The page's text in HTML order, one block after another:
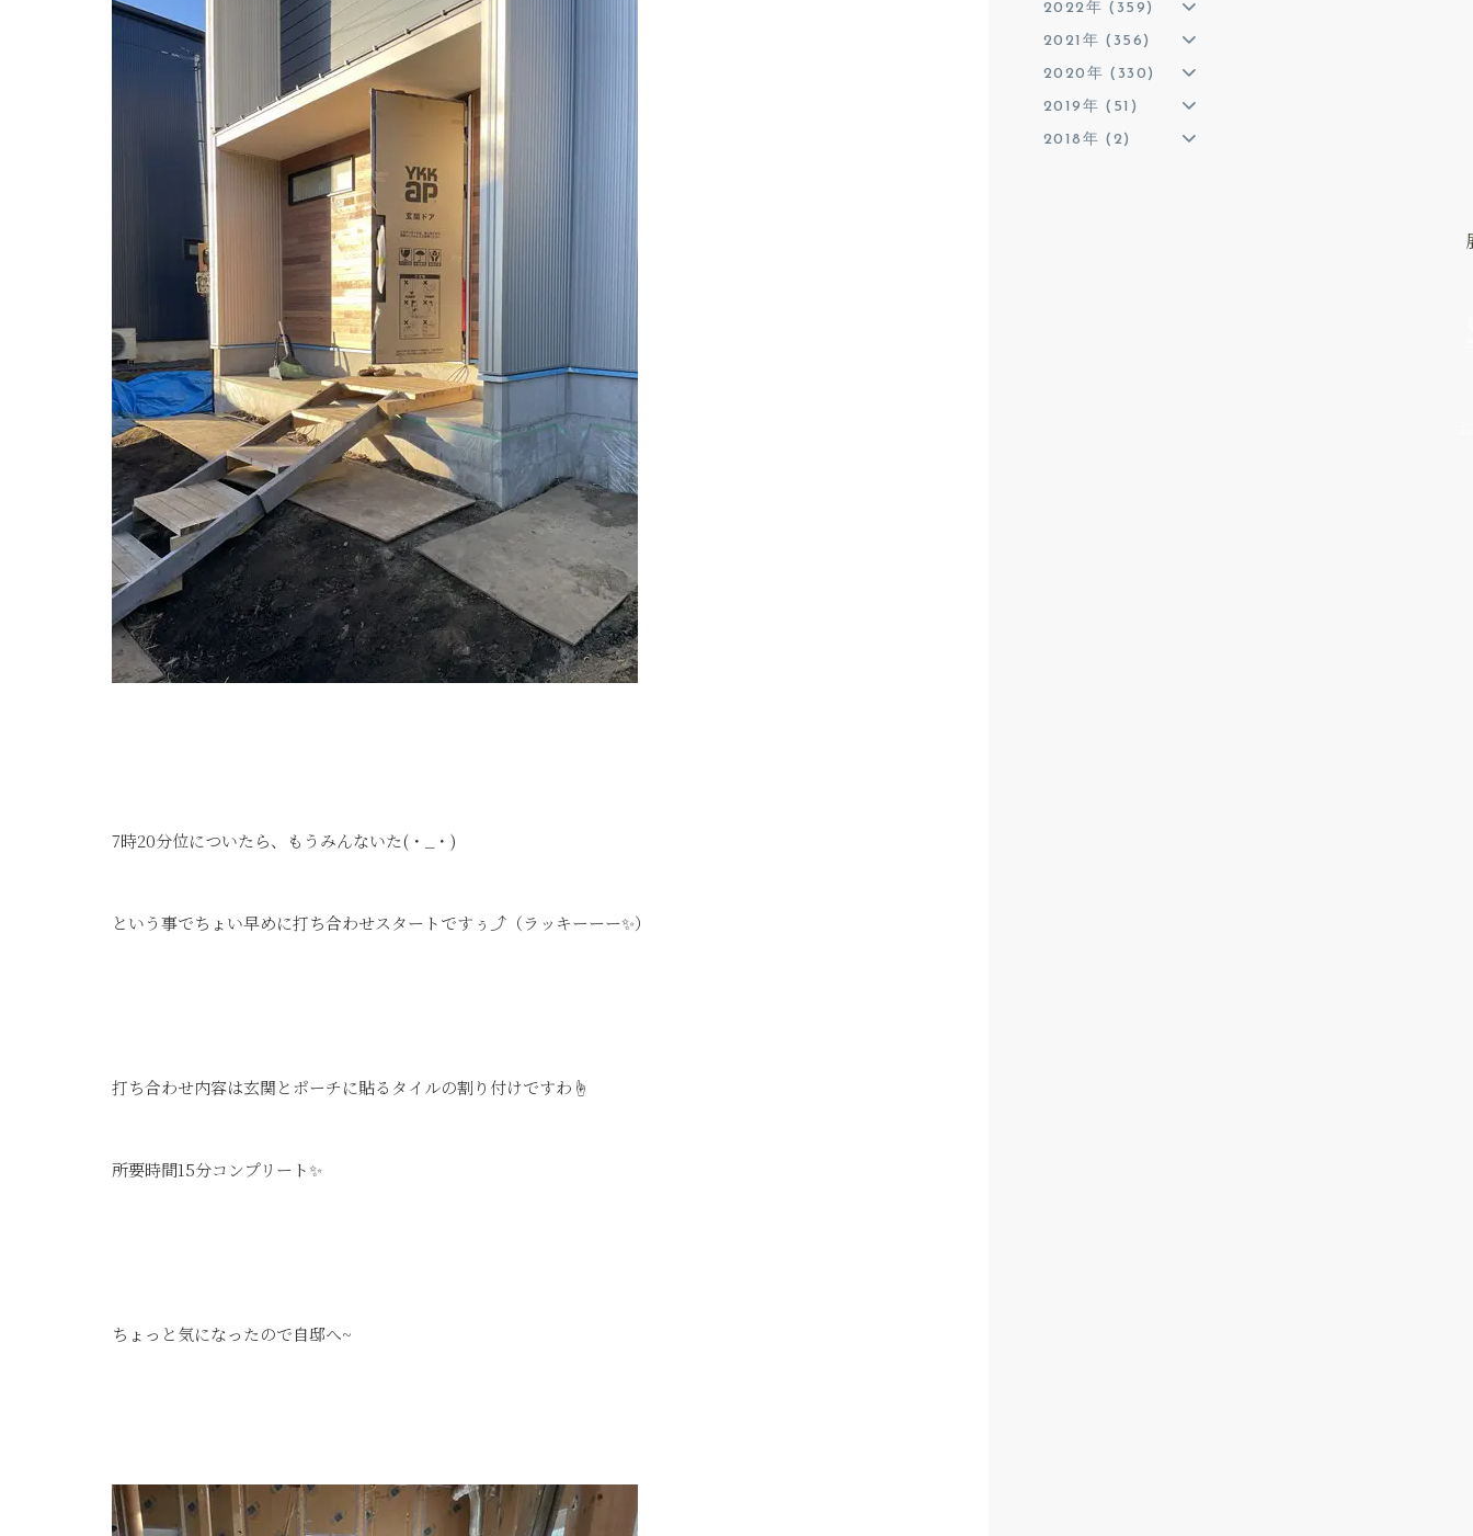
7時20分位についたら、もうみんないた(・_・)
という事でちょい早めに打ち合わせスタートですぅ⤴（ラッキーーー✨）
打ち合わせ内容は玄関とポーチに貼るタイルの割り付けですわ☝
所要時間15分コンプリート✨
ちょっと気になったので自邸へ~
2022年 (359)
2021年 (356)
2020年 (330)
2019年 (51)
2018年 (2)